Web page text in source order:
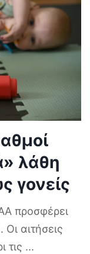
λάθη
γονείς
προσφέρει
αιτήσεις
τις ...